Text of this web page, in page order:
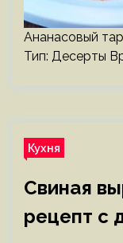
Ананасовый
Тип: Десерты
Кухня
Свиная
рецепт с